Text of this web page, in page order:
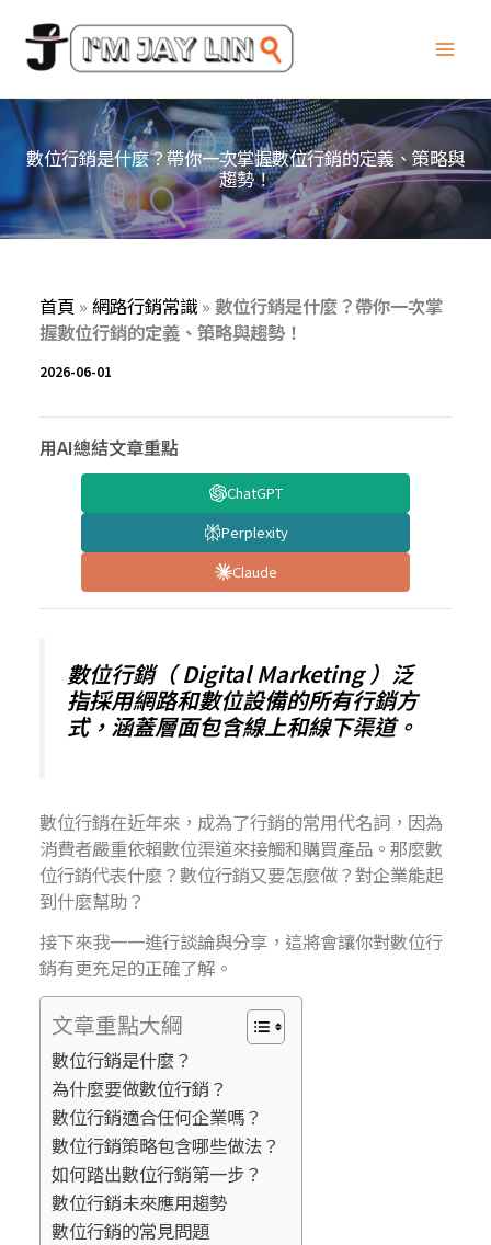
要
內
數位行銷是什麼？帶你一次掌握數位行銷的定義、策略與
趨勢！
首頁 »網路行銷常識 »數位行銷是什麼？帶你一次掌
握數位行銷的定義、策略與趨勢！
2026-06-01
用AI總結文章重點
ChatGPT
Perplexity
Claude
數位行銷（ Digital Marketing ）泛
指採用網路和數位設備的所有行銷方
式，涵蓋層面包含線上和線下渠道。
數位行銷在近年來，成為了行銷的常用代名詞，因為
消費者嚴重依賴數位渠道來接觸和購買產品。那麼數
位行銷代表什麼？數位行銷又要怎麼做？對企業能起
到什麼幫助？
接下來我一一進行談論與分享，這將會讓你對數位行
銷有更充足的正確了解。
文章重點大綱
數位行銷是什麼？
為什麼要做數位行銷？
數位行銷適合任何企業嗎？
數位行銷策略包含哪些做法？
如何踏出數位行銷第一步？
數位行銷未來應用趨勢
數位行銷的常見問題